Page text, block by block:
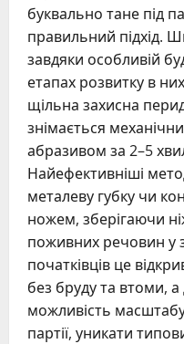
буквально тане під
правильний підхід.
завдяки особливій
етапах розвитку в
щільна захисна
знімається
абразивом за 2–5
Найефективніші
металеву губку чи
ножем, зберігаючи
поживних речовин у
початківців це
без бруду та втоми,
можливість
партії, уникати